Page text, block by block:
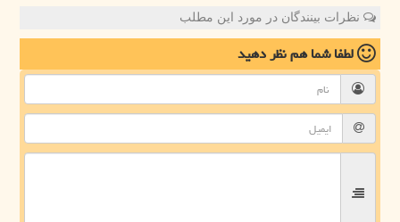
نظرات بینندگان در مورد این مطلب
لطفا شما همنظر دهید